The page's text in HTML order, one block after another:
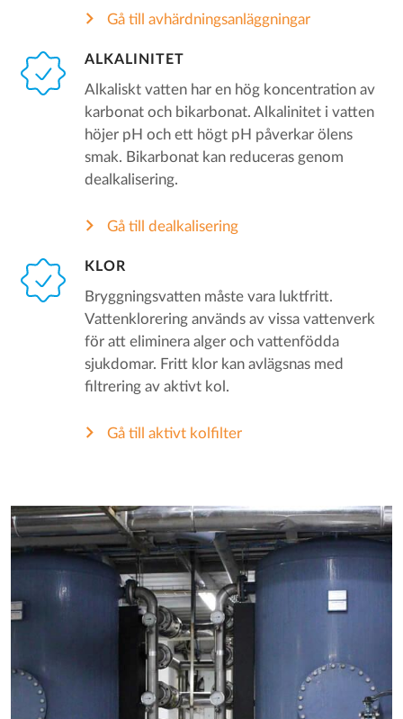
Gå till avhärdningsanläggningar
ALKALINITET
Alkaliskt vatten har en hög koncentration av
karbonat och bikarbonat. Alkalinitet i vatten
höjer pH och ett högt pH påverkar ölens
smak. Bikarbonat kan reduceras genom
dealkalisering.
Gå till dealkalisering
KLOR
Bryggningsvatten måste vara luktfritt.
Vattenklorering används av vissa vattenverk
för att eliminera alger och vattenfödda
sjukdomar. Fritt klor kan avlägsnas med
filtrering av aktivt kol.
Gå till aktivt kolfilter